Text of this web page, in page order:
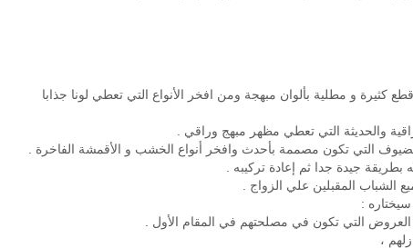
كثيرة و مطلية بألوان مبهجة ومن افخر الأنواع التي تعطي لونا جذابا
والحديثة التي تعطي مظهر مبهج وراقي .
التي تكون مصممة بأحدث وافخر أنواع الخشب و الأقمشة الفاخرة .
بطريقة جيدة جدا ثم إعادة تركيبه .
الشباب المقبلين علي الزواج .
:
العروض التي تكون في مصلحتهم في المقام الأول .
،